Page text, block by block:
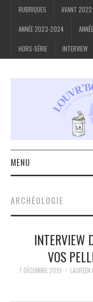
RUBRIQUES AVANT 2022
ANNÉE 2023-2024
HORS-SÉRIE INTERVIEW
MENU
LA RÉDACTION
LE JOURNAL
ARCHÉOLOGIE
INTERVIEW
VOS
7 DÉCEMBRE 2019 LAUREEN